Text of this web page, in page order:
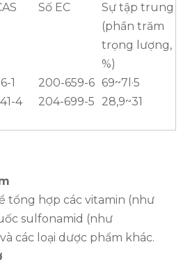
Số EC
Sự tập trung
(phần trăm
trọng lượng,
%)
1 200-659-6 69~7l·5
4 204-699-5 28,9~31
tổng hợp các vitamin (như
sulfonamid (như
các loại dược phẩm khác.